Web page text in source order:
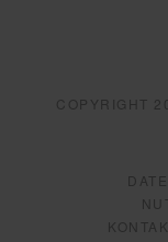
COPYRIGHT